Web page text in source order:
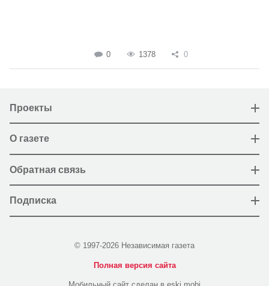
0 1378 0
Проекты
О газете
Обратная связь
Подписка
© 1997-2026 Независимая газета
Полная версия сайта